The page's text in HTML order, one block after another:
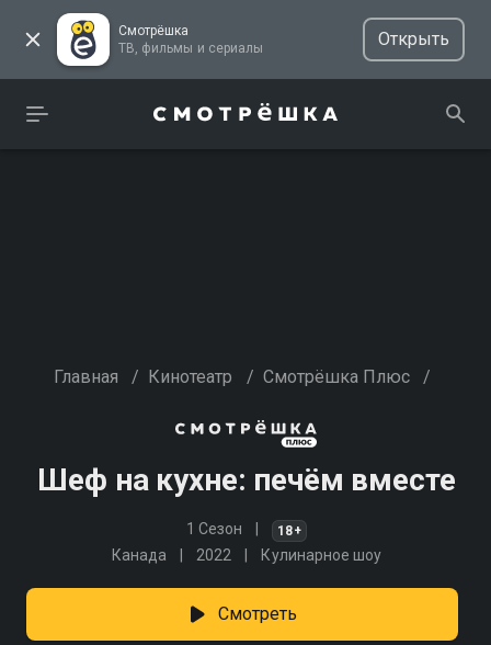
Смотрёшка
ТВ, фильмы и сериалы
Открыть
Главная / Кинотеатр / Смотрёшка Плюс /
Шеф на кухне: печём вместе
1 Сезон 18+
Канада 2022 Кулинарное шоу
Смотреть